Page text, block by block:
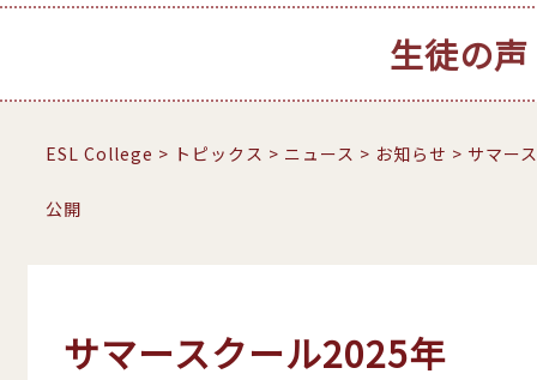
生徒の声
ESL College > トピックス > ニュース > お知らせ > サマ
公開
サマースクール2025